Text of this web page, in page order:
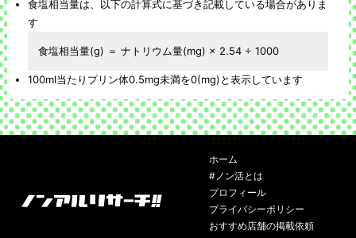
食塩相当量は、以下の計算式に基づき記載している場合がありま
す
食塩相当量(g) ＝ ナトリウム量(mg) × 2.54 ÷ 1000
100ml当たりプリン体0.5mg未満を0(mg)と表示しています
ホーム
#ノン活とは
プロフィール
プライバシーポリシー
おすすめ店舗の掲載依頼